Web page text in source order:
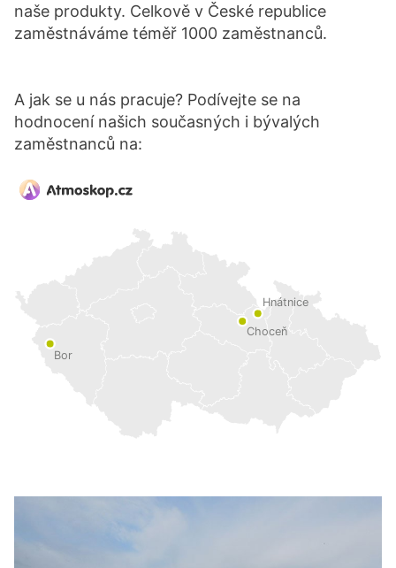
naše produkty. Celkově v České republice
zaměstnáváme téměř 1000 zaměstnanců.
A jak se u nás pracuje? Podívejte se na
hodnocení našich současných i bývalých
zaměstnanců na:
Bor
Choceň
Hnátnice